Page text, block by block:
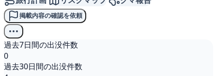
掲載内容の確認を依頼
過去7日間の出没件数
0
過去30日間の出没件数